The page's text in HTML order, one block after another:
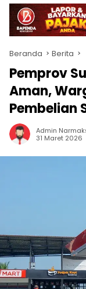
Beranda Berita
Pemprov
Aman,
Pembelian
Admin
31 Maret 2026